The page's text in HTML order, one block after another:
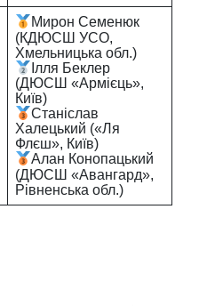
Мирон Семенюк
(КДЮСШ УСО,
Хмельницька обл.)
Ілля Беклер
(ДЮСШ «Армієць»,
Київ)
Станіслав
Халецький («Ля
Флєш», Київ)
Алан Конопацький
(ДЮСШ «Авангард»,
Рівненська обл.)